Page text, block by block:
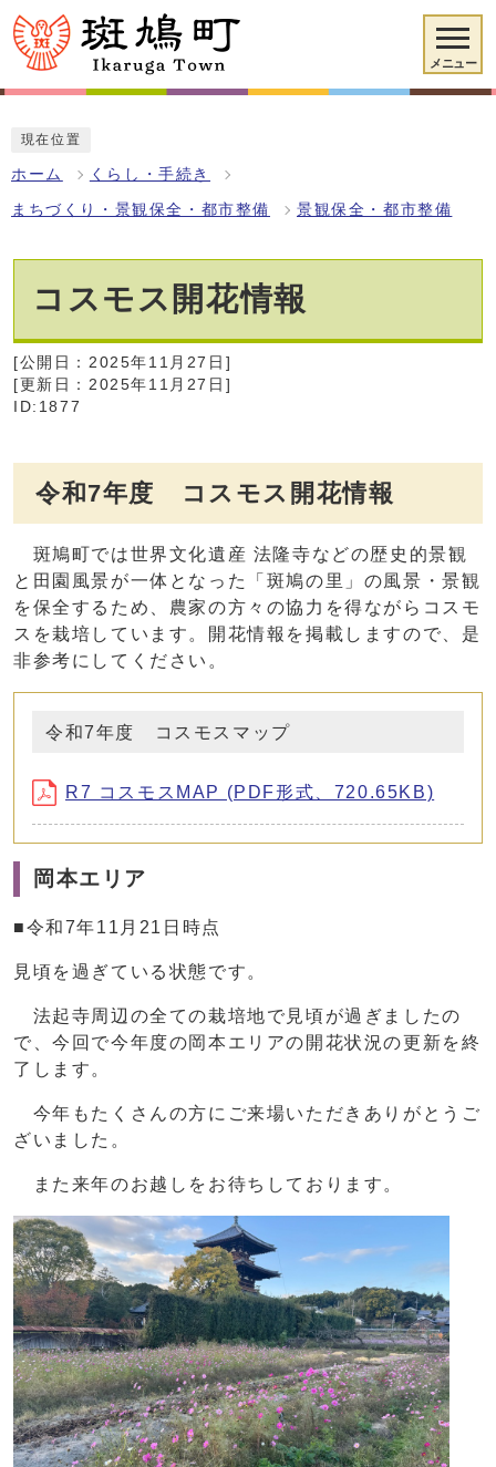
メニュー
現在位置
ホーム くらし・手続き
まちづくり・景観保全・都市整備 景観保全・都市整備
コスモス開花情報
[公開日：2025年11月27日]
[更新日：2025年11月27日]
ID:1877
令和7年度 コスモス開花情報
斑鳩町では世界文化遺産 法隆寺などの歴史的景観
と田園風景が一体となった「斑鳩の里」の風景・景観
を保全するため、農家の方々の協力を得ながらコスモ
スを栽培しています。開花情報を掲載しますので、是
非参考にしてください。
令和7年度 コスモスマップ
R7 コスモスMAP (PDF形式、720.65KB)
岡本エリア
■令和7年11月21日時点
見頃を過ぎている状態です。
法起寺周辺の全ての栽培地で見頃が過ぎましたの
で、今回で今年度の岡本エリアの開花状況の更新を終
了します。
今年もたくさんの方にご来場いただきありがとうご
ざいました。
また来年のお越しをお待ちしております。